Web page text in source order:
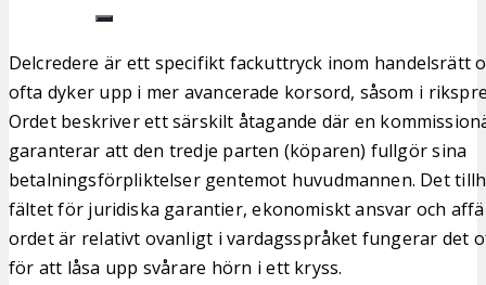
Delcredere är ett specifikt fackuttryck inom handelsrätt
ofta dyker upp i mer avancerade korsord, såsom i
Ordet beskriver ett särskilt åtagande där en
garanterar att den tredje parten (köparen) fullgör sina
betalningsförpliktelser gentemot huvudmannen. Det
fältet för juridiska garantier, ekonomiskt ansvar och
ordet är relativt ovanligt i vardagsspråket fungerar det
för att låsa upp svårare hörn i ett kryss.